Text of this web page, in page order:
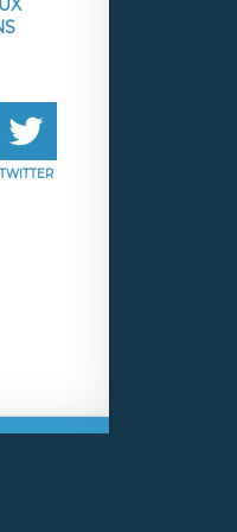
TWITTER